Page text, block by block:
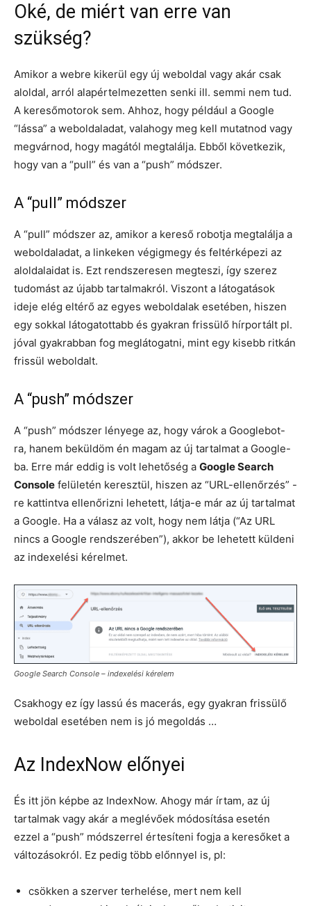
Oké, de miért van erre van
szükség?
Amikor a webre kikerül egy új weboldal vagy akár csak
aloldal, arról alapértelmezetten senki ill. semmi nem tud.
A keresőmotorok sem. Ahhoz, hogy például a Google
“lássa” a weboldaladat, valahogy meg kell mutatnod vagy
megvárnod, hogy magától megtalálja. Ebből következik,
hogy van a “pull” és van a “push” módszer.
A “pull” módszer
A “pull” módszer az, amikor a kereső robotja megtalálja a
weboldaladat, a linkeken végigmegy és feltérképezi az
aloldalaidat is. Ezt rendszeresen megteszi, így szerez
tudomást az újabb tartalmakról. Viszont a látogatások
ideje elég eltérő az egyes weboldalak esetében, hiszen
egy sokkal látogatottabb és gyakran frissülő hírportált pl.
jóval gyakrabban fog meglátogatni, mint egy kisebb ritkán
frissül weboldalt.
A “push” módszer
A “push” módszer lényege az, hogy várok a Googlebot-
ra, hanem beküldöm én magam az új tartalmat a Google-
ba. Erre már eddig is volt lehetőség a Google Search
Console felületén keresztül, hiszen az “URL-ellenőrzés” -
re kattintva ellenőrizni lehetett, látja-e már az új tartalmat
a Google. Ha a válasz az volt, hogy nem látja (“Az URL
nincs a Google rendszerében”), akkor be lehetett küldeni
az indexelési kérelmet.
Google Search Console – indexelési kérelem
Csakhogy ez így lassú és macerás, egy gyakran frissülő
weboldal esetében nem is jó megoldás …
Az IndexNow előnyei
És itt jön képbe az IndexNow. Ahogy már írtam, az új
tartalmak vagy akár a meglévőek módosítása esetén
ezzel a “push” módszerrel értesíteni fogja a keresőket a
változásokról. Ez pedig több előnnyel is, pl:
csökken a szerver terhelése, mert nem kell